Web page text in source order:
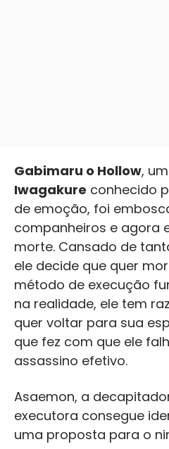
Gabimaru o Hollow,
Iwagakure conhecido
de emoção, foi
companheiros e agora
morte. Cansado de
ele decide que quer
método de execução
na realidade, ele tem
quer voltar para sua
que fez com que ele
assassino efetivo.
Asaemon, a
executora consegue
uma proposta para o